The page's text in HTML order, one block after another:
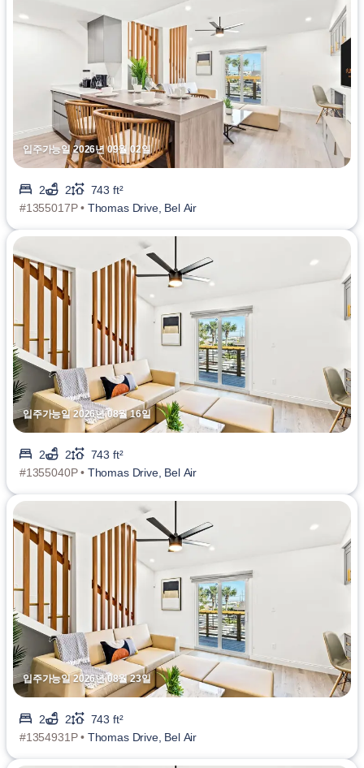
입주가능일 2026년 09월 02일
2 2
743 ft²
#1355017P • Thomas Drive, Bel Air
입주가능일 2026년 08월 16일
2 2
743 ft²
#1355040P • Thomas Drive, Bel Air
입주가능일 2026년 08월 23일
2 2
743 ft²
#1354931P • Thomas Drive, Bel Air